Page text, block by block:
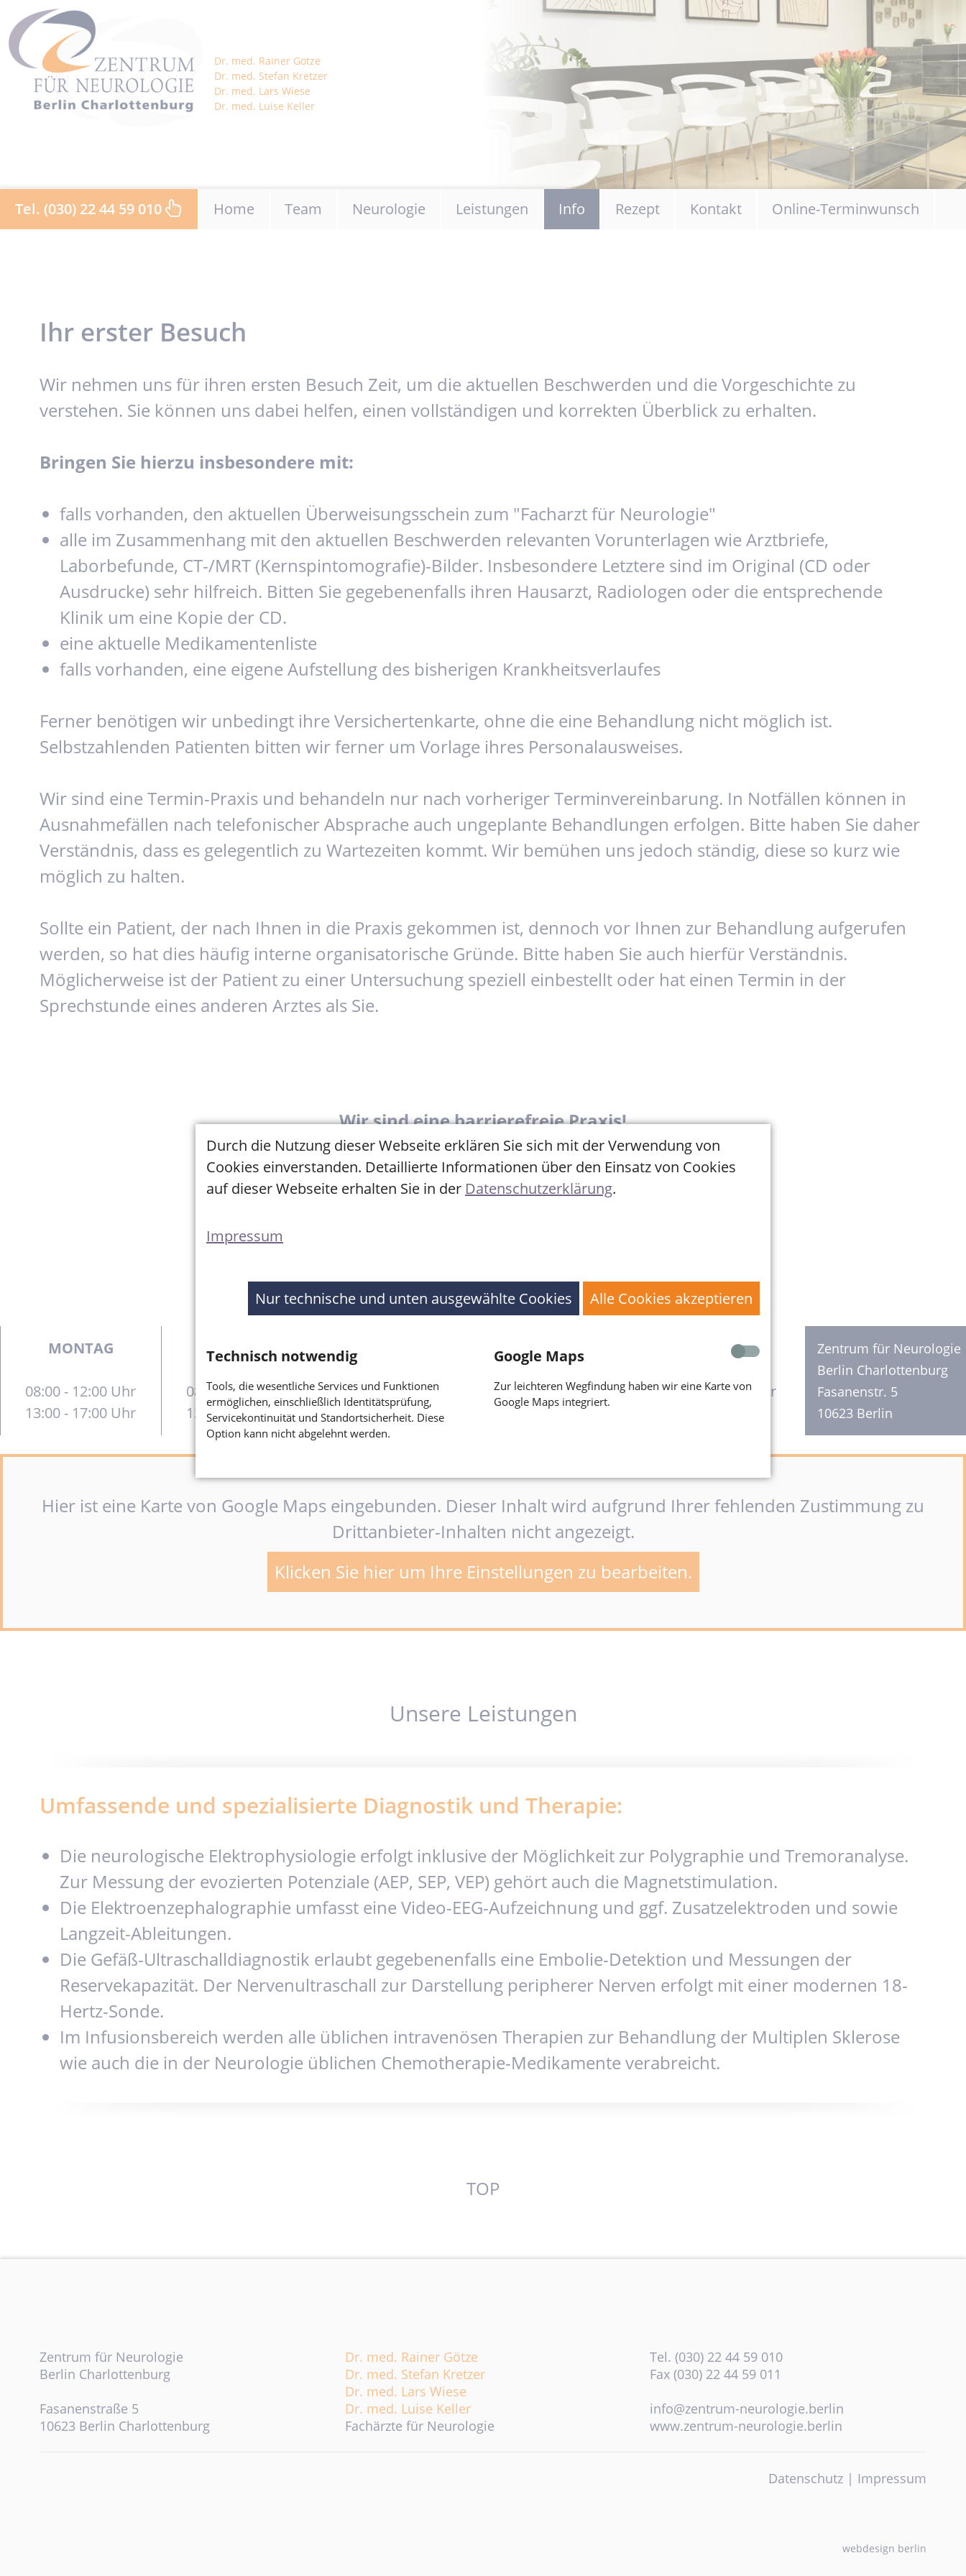
Dr. med. Rainer Götze
Dr. med. Stefan Kretzer
Dr. med. Lars Wiese
Dr. med. Luise Keller
Tel. (030) 22 44 59 010 Navigation überspringen
Home Team Neurologie Leistungen Info Rezept Kontakt Online-Terminwunsch
Ihr erster Besuch
Wir nehmen uns für ihren ersten Besuch Zeit, um die aktuellen Beschwerden und die Vorgeschichte zu
verstehen. Sie können uns dabei helfen, einen vollständigen und korrekten Überblick zu erhalten.
Bringen Sie hierzu insbesondere mit:
falls vorhanden, den aktuellen Überweisungsschein zum "Facharzt für Neurologie"
alle im Zusammenhang mit den aktuellen Beschwerden relevanten Vorunterlagen wie Arztbriefe,
Laborbefunde, CT-/MRT (Kernspintomografie)-Bilder. Insbesondere Letztere sind im Original (CD oder
Ausdrucke) sehr hilfreich. Bitten Sie gegebenenfalls ihren Hausarzt, Radiologen oder die entsprechende
Klinik um eine Kopie der CD.
eine aktuelle Medikamentenliste
falls vorhanden, eine eigene Aufstellung des bisherigen Krankheitsverlaufes
Ferner benötigen wir unbedingt ihre Versichertenkarte, ohne die eine Behandlung nicht möglich ist.
Selbstzahlenden Patienten bitten wir ferner um Vorlage ihres Personalausweises.
Wir sind eine Termin-Praxis und behandeln nur nach vorheriger Terminvereinbarung. In Notfällen können in
Ausnahmefällen nach telefonischer Absprache auch ungeplante Behandlungen erfolgen. Bitte haben Sie daher
Verständnis, dass es gelegentlich zu Wartezeiten kommt. Wir bemühen uns jedoch ständig, diese so kurz wie
möglich zu halten.
Sollte ein Patient, der nach Ihnen in die Praxis gekommen ist, dennoch vor Ihnen zur Behandlung aufgerufen
werden, so hat dies häufig interne organisatorische Gründe. Bitte haben Sie auch hierfür Verständnis.
Möglicherweise ist der Patient zu einer Untersuchung speziell einbestellt oder hat einen Termin in der
Sprechstunde eines anderen Arztes als Sie.
Wir sind eine barrierefreie Praxis!
MONTAG
08:00 - 12:00 Uhr
13:00 - 17:00 Uhr
DIENSTAG
08:30 - 12:00 Uhr
13:00 - 18:00 Uhr
08:30 - 16:00 Uhr
DONNERSTAG
08:30 - 12:00 Uhr
13:00 - 18:00 Uhr
FREITAG
8:30 - 12:30 Uhr
Zentrum für Neurologie
Berlin Charlottenburg
Fasanenstr. 5
10623 Berlin
Hier ist eine Karte von Google Maps eingebunden. Dieser Inhalt wird aufgrund Ihrer fehlenden Zustimmung zu
Drittanbieter-Inhalten nicht angezeigt.
Klicken Sie hier um Ihre Einstellungen zu bearbeiten.
Unsere Leistungen
Umfassende und spezialisierte Diagnostik und Therapie:
Die neurologische Elektrophysiologie erfolgt inklusive der Möglichkeit zur Polygraphie und Tremoranalyse.
Zur Messung der evozierten Potenziale (AEP, SEP, VEP) gehört auch die Magnetstimulation.
Die Elektroenzephalographie umfasst eine Video-EEG-Aufzeichnung und ggf. Zusatzelektroden und sowie
Langzeit-Ableitungen.
Die Gefäß-Ultraschalldiagnostik erlaubt gegebenenfalls eine Embolie-Detektion und Messungen der
Reservekapazität. Der Nervenultraschall zur Darstellung peripherer Nerven erfolgt mit einer modernen 18-
Hertz-Sonde.
Im Infusionsbereich werden alle üblichen intravenösen Therapien zur Behandlung der Multiplen Sklerose
wie auch die in der Neurologie üblichen Chemotherapie-Medikamente verabreicht.
TOP
Zentrum für Neurologie
Berlin Charlottenburg
Fasanenstraße 5
10623 Berlin Charlottenburg
Dr. med. Rainer Götze
Dr. med. Stefan Kretzer
Dr. med. Lars Wiese
Dr. med. Luise Keller
Fachärzte für Neurologie
Tel. (030) 22 44 59 010
Fax (030) 22 44 59 011
info@zentrum-neurologie.berlin
www.zentrum-neurologie.berlin
Datenschutz| Impressum
webdesign berlin
Durch die Nutzung dieser Webseite erklären Sie sich mit der Verwendung von
Cookies einverstanden. Detaillierte Informationen über den Einsatz von Cookies
auf dieser Webseite erhalten Sie in der Datenschutzerklärung.
Impressum
Nur technische und unten ausgewählte Cookies Alle Cookies akzeptieren
Technisch notwendig
Tools, die wesentliche Services und Funktionen
ermöglichen, einschließlich Identitätsprüfung,
Servicekontinuität und Standortsicherheit. Diese
Option kann nicht abgelehnt werden.
Google Maps
Zur leichteren Wegfindung haben wir eine Karte von
Google Maps integriert.